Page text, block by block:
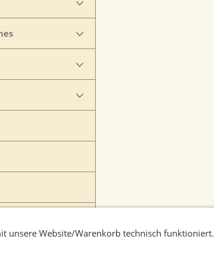
unsere Website/Warenkorb technisch funktioniert.